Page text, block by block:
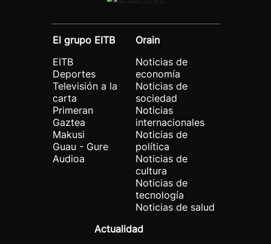
El grupo EITB
EITB
Deportes
Televisión a la
carta
Primeran
Gaztea
Makusi
Guau - Gure
Audioa
Orain
Noticias de
economía
Noticias de
sociedad
Noticias
internacionales
Noticias de
política
Noticias de
cultura
Noticias de
tecnología
Noticias de salud
Actualidad